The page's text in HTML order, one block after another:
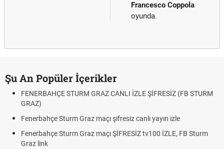
Francesco Coppola
oyunda.
Şu An Popüler İçerikler
FENERBAHÇE STURM GRAZ CANLI İZLE ŞİFRESİZ (FB STURM
GRAZ)
Fenerbahçe Sturm Graz maçı şifresiz canlı yayın izle
Fenerbahçe Sturm Graz maçı ŞİFRESİZ tv100 İZLE, FB Sturm
Graz link